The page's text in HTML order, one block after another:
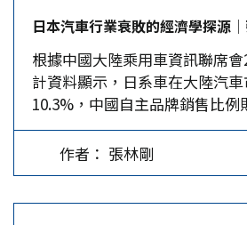
盟成員國、加拿大和澳洲，早已
空體系。美國擁有世界最成熟的
通用航空器貢獻了數千億美元的
將低空經濟與觀光產業結合，
型飛機探索服務。與此同時，新
極布局低空經濟。中、印、巴
域管制，支持創新應用，並吸引
場。…
陷入困境。雖然2024年12月通膨
3.4%，但仍屬偏高水準，使得中
感受物價略為緩和，這似乎說明
川普勝選的重要關鍵之一。 通
庭 其實，全球極富盛名的牛津
報告中指出，新冠疫情爆發後
國家庭的預算造成持久影響，其
裝、汽油和公用事業等與生活
日本汽車行業衰敗的經濟學探源
根據中國大陸乘用車資訊聯席
計資料顯示，日系車在大陸汽
10.3%，中國自主品牌銷售比例
次是德系的13.5%。面對來勢洶
亞迪、小鵬、小米、理想和蔚來
力，不僅德國車企如大眾、奧
作者： 張林剛